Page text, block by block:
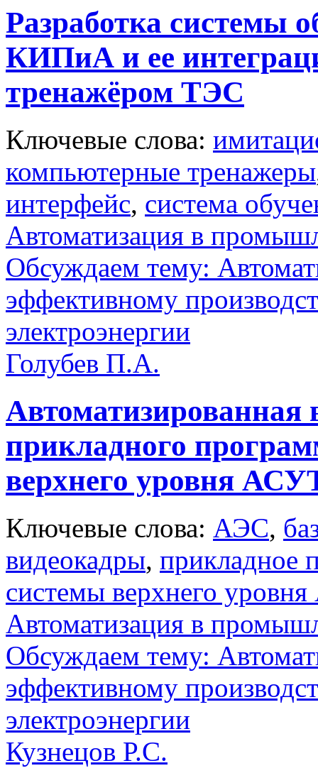
Разработка системы
КИПиА и ее
тренажёром ТЭС
Ключевые слова:
компьютерные тренажеры
интерфейс, система
Автоматизация в
Обсуждаем тему:
эффективному
электроэнергии
Голубев П.А.
Автоматизированная
прикладного
верхнего уровня
Ключевые слова: АЭС,
видеокадры, прикладное
системы верхнего
Автоматизация в
Обсуждаем тему:
эффективному
электроэнергии
Кузнецов Р.С.